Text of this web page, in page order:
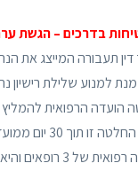
בדרכים – הגשת
תעבורה המייצג את
למנוע שלילת רישיון
הרפואית להמליץ
ניתן להגיש ערר
הערר נדון בפני ועדה